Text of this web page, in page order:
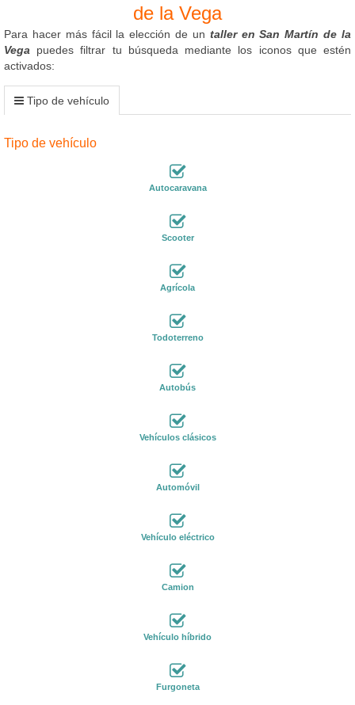
de la Vega
Para hacer más fácil la elección de un taller en San Martín de la
Vega puedes filtrar tu búsqueda mediante los iconos que estén
activados:
Tipo de vehículo
Tipo de vehículo
Autocaravana
Scooter
Agrícola
Todoterreno
Autobús
Vehículos clásicos
Automóvil
Vehículo eléctrico
Camion
Vehículo híbrido
Furgoneta